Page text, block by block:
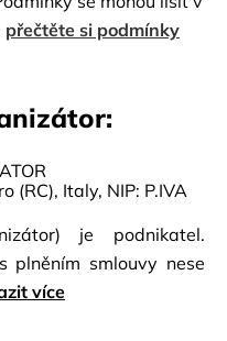
přečtěte si podmínky
(RC), Italy, NIP: P.IVA
je podnikatel.
plněním smlouvy nese
více